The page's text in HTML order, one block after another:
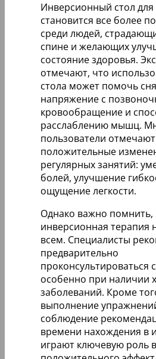
Инверсионный стол
становится все более
среди людей,
спине и желающих
состояние здоровья.
отмечают, что
стола может помочь
напряжение с
кровообращение и
расслаблению мышц.
пользователи отмечают
положительные
регулярных занятий:
болей, улучшение
ощущение легкости.
Однако важно помнить,
инверсионная терапия
всем. Специалисты
предварительно
проконсультироваться
особенно при наличии
заболеваний. Кроме
выполнение
соблюдение
времени нахождения в
играют ключевую роль